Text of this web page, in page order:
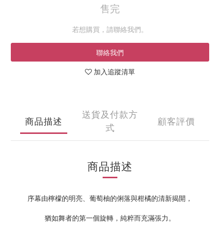
售完
若想購買，請聯絡我們。
聯絡我們
加入追蹤清單
商品描述
送貨及付款方
式
顧客評價
商品描述
序幕由檸檬的明亮、葡萄柚的俐落與柑橘的清新揭開，
猶如舞者的第一個旋轉，純粹而充滿張力。